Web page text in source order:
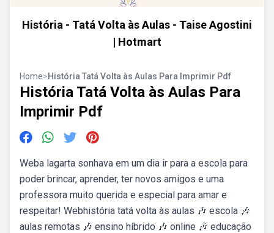
História - Tatá Volta às Aulas - Taise Agostini
| Hotmart
Home>História Tatá Volta às Aulas Para Imprimir Pdf
História Tatá Volta às Aulas Para
Imprimir Pdf
Weba lagarta sonhava em um dia ir para a escola para
poder brincar, aprender, ter novos amigos e uma
professora muito querida e especial para amar e
respeitar! Webhistória tatá volta às aulas 🎶 escola 🎶
aulas remotas 🎶 ensino híbrido 🎶 online 🎶 educação